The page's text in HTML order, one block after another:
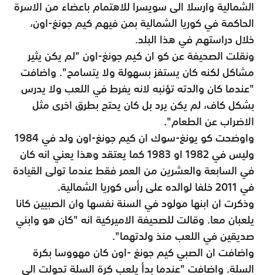
الشمالية وارسلا الى سويسرا للاهتمام باعضاء من الاسرة
الحاكمة في كوريا الشمالية بمن فيهم كيم جونغ-اون،
خلال دراستهم في هذا البلد.
ونقلت الصحيفة عن كو ان كيم جونغ-اون "لم يكن يثير
مشاكل لكنه كان يستفز بسهولة ولا يتسامح". واضافت
"عندما كان والدته تؤنبه لانه يفرط في اللعب ولا يدرس
بشكل كاف، لم يكن يرد بل كان يحتج بطرق اخرى مثل
الاضراب عن الطعام".
واوضحت كو يونغ-سوك ان كيم جونغ-اون ولد في 1984
وليس في 1982 او 1983 كما يعتقد وهذا يعني انه كان
في السابعة والعشرين من العمر فقط عندما تولى القيادة
في 2011 خلفا لوالده على رأس كوريا الشمالية.
وذكرت ان ابنها مولود في السنة نفسها وان الصبيين كانا
يلعبان معا. وقالت للصحيفة الاميركية انه "كان هو وابني
صديقين في اللعب منذ ولدتهما".
واضافت ان الصبي كيم جونغ -اون كان مهووسا بكرة
السلة. واضافت "عندما بدأ يلعب كرة السلة تحولت الى